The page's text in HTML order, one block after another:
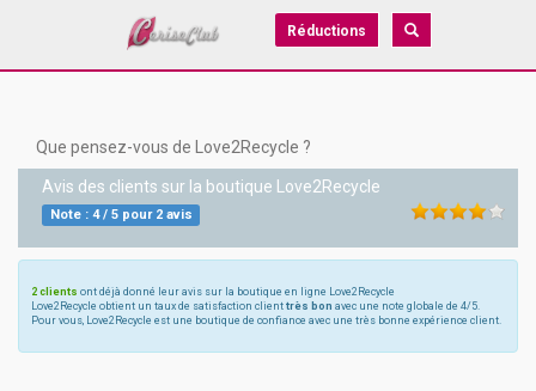
Réductions
Que pensez-vous de Love2Recycle ?
Avis des clients sur la boutique Love2Recycle
Note : 4/ 5pour 2avis
2 clients ont déjà donné leur avis sur la boutique en ligne Love2Recycle
Love2Recycle obtient un taux de satisfaction client très bon avec une note globale de 4/5.
Pour vous, Love2Recycle est une boutique de confiance avec une très bonne expérience client.